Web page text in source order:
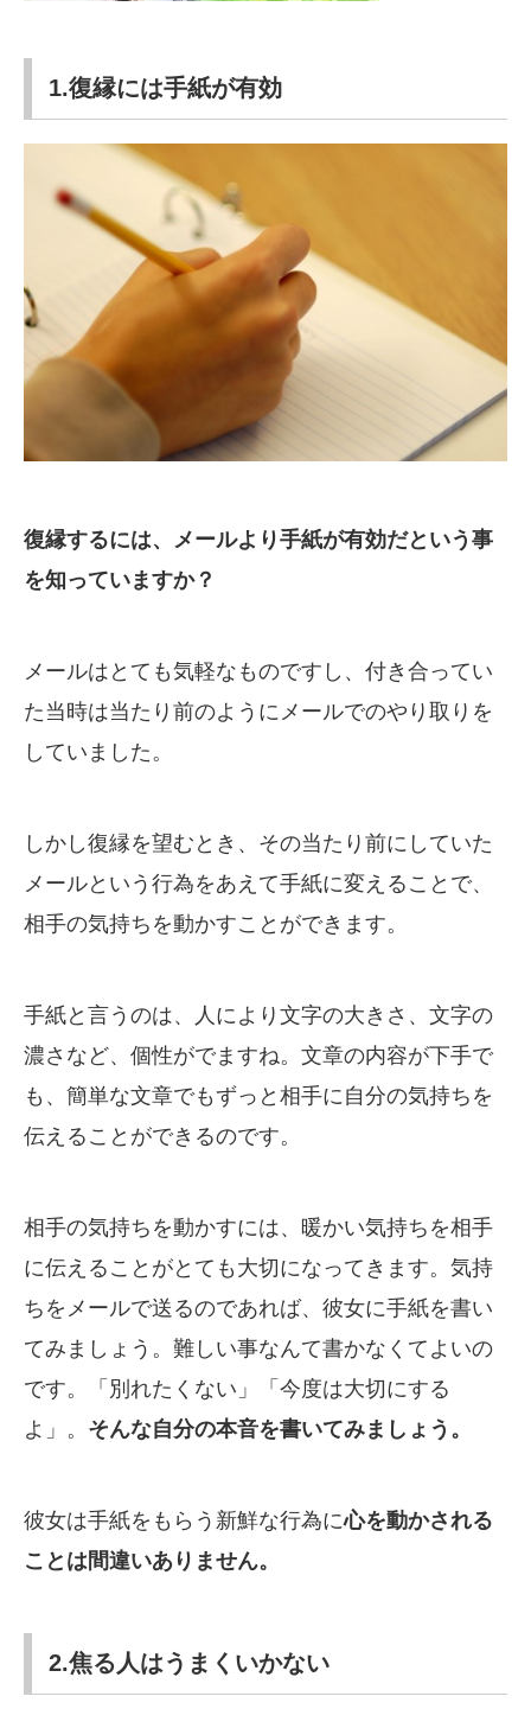
1.復縁には手紙が有効
復縁するには、メールより手紙が有効だという事
を知っていますか？
メールはとても気軽なものですし、付き合ってい
た当時は当たり前のようにメールでのやり取りを
していました。
しかし復縁を望むとき、その当たり前にしていた
メールという行為をあえて手紙に変えることで、
相手の気持ちを動かすことができます。
手紙と言うのは、人により文字の大きさ、文字の
濃さなど、個性がでますね。文章の内容が下手で
も、簡単な文章でもずっと相手に自分の気持ちを
伝えることができるのです。
相手の気持ちを動かすには、暖かい気持ちを相手
に伝えることがとても大切になってきます。気持
ちをメールで送るのであれば、彼女に手紙を書い
てみましょう。難しい事なんて書かなくてよいの
です。「別れたくない」「今度は大切にする
よ」。 そんな自分の本音を書いてみましょう。
彼女は手紙をもらう新鮮な行為に心を動かされる
ことは間違いありません。
2.焦る人はうまくいかない